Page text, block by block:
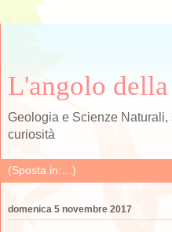
L'angolo
Geologia e Scienze
curiosità
domenica 5 novembre 2017